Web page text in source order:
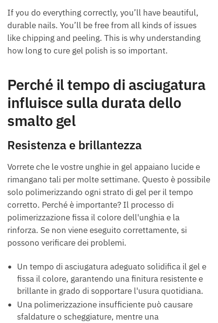
If you do everything correctly, you’ll have beautiful,
durable nails. You’ll be free from all kinds of issues
like chipping and peeling. This is why understanding
how long to cure gel polish​ is so important.
Perché il tempo di asciugatura
influisce sulla durata dello
smalto gel
Resistenza e brillantezza
Vorrete che le vostre unghie in gel appaiano lucide e
rimangano tali per molte settimane. Questo è possibile
solo polimerizzando ogni strato di gel per il tempo
corretto. Perché è importante? Il processo di
polimerizzazione fissa il colore dell'unghia e la
rinforza. Se non viene eseguito correttamente, si
possono verificare dei problemi.
Un tempo di asciugatura adeguato solidifica il gel e
fissa il colore, garantendo una finitura resistente e
brillante in grado di sopportare l'usura quotidiana.
Una polimerizzazione insufficiente può causare
sfaldature o scheggiature, mentre una